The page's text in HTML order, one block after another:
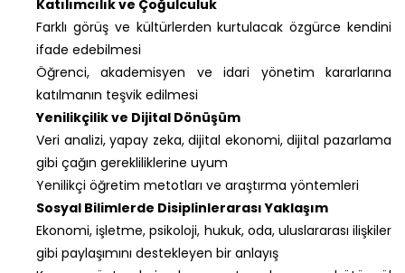
Katılımcılık ve Çoğulculuk
Farklı görüş ve kültürlerden kurtulacak özgürce kendini
ifade edebilmesi
Öğrenci, akademisyen ve idari yönetim kararlarına
katılmanın teşvik edilmesi
Yenilikçilik ve Dijital Dönüşüm
Veri analizi, yapay zeka, dijital ekonomi, dijital pazarlama
gibi çağın gerekliliklerine uyum
Yenilikçi öğretim metotları ve araştırma yöntemleri
Sosyal Bilimlerde Disiplinlerarası Yaklaşım
Ekonomi, işletme, psikoloji, hukuk, oda, uluslararası ilişkiler
gibi paylaşımını destekleyen bir anlayış